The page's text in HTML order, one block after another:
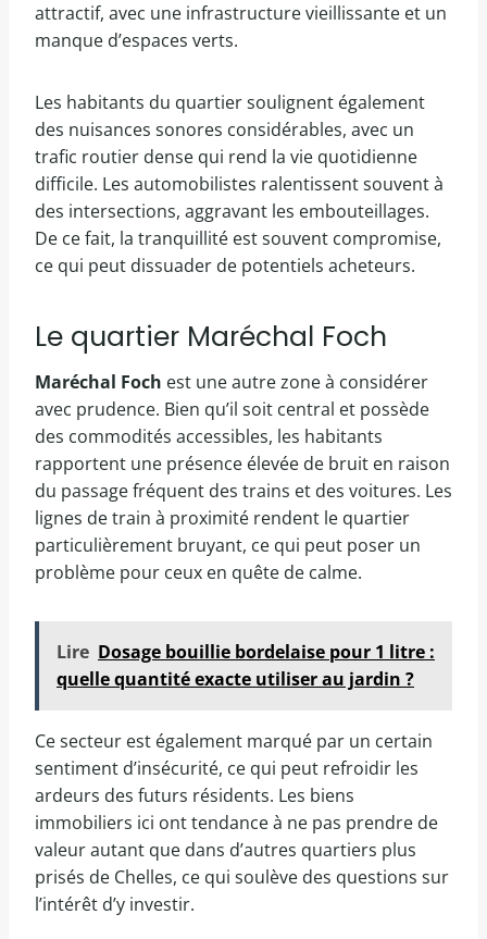
attractif, avec une infrastructure vieillissante et un
manque d’espaces verts.
Les habitants du quartier soulignent également
des nuisances sonores considérables, avec un
trafic routier dense qui rend la vie quotidienne
difficile. Les automobilistes ralentissent souvent à
des intersections, aggravant les embouteillages.
De ce fait, la tranquillité est souvent compromise,
ce qui peut dissuader de potentiels acheteurs.
Le quartier Maréchal Foch
Maréchal Foch est une autre zone à considérer
avec prudence. Bien qu’il soit central et possède
des commodités accessibles, les habitants
rapportent une présence élevée de bruit en raison
du passage fréquent des trains et des voitures. Les
lignes de train à proximité rendent le quartier
particulièrement bruyant, ce qui peut poser un
problème pour ceux en quête de calme.
Lire Dosage bouillie bordelaise pour 1 litre :
quelle quantité exacte utiliser au jardin ?
Ce secteur est également marqué par un certain
sentiment d’insécurité, ce qui peut refroidir les
ardeurs des futurs résidents. Les biens
immobiliers ici ont tendance à ne pas prendre de
valeur autant que dans d’autres quartiers plus
prisés de Chelles, ce qui soulève des questions sur
l’intérêt d’y investir.